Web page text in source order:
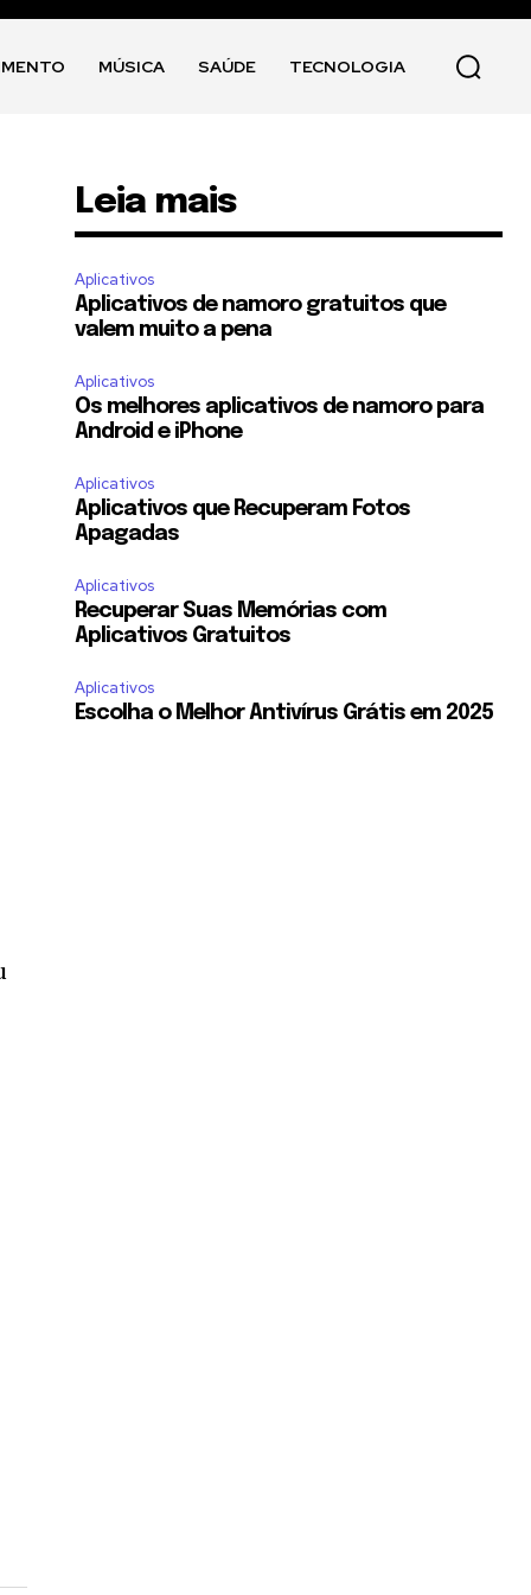
MÚSICA SAÚDE TECNOLOGIA
Leia mais
Aplicativos
Aplicativos de namoro gratuitos que
valem muito a pena
Aplicativos
Os melhores aplicativos de namoro para
Android e iPhone
Aplicativos
Aplicativos que Recuperam Fotos
Apagadas
Aplicativos
Recuperar Suas Memórias com
Aplicativos Gratuitos
Aplicativos
Escolha o Melhor Antivírus Grátis em 2025